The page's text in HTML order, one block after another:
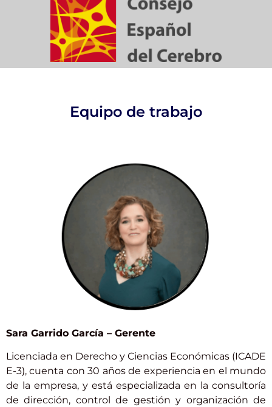
Equipo de trabajo
Sara Garrido García – Gerente
Licenciada en Derecho y Ciencias Económicas (ICADE
E-3), cuenta con 30 años de experiencia en el mundo
de la empresa, y está especializada en la consultoría
de dirección, control de gestión y organización de